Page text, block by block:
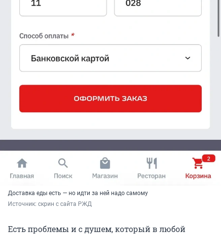
Доставка еды есть — но идти за ней надо самому
Источник: скрин с сайта РЖД
Есть проблемы и с душем, который в любой